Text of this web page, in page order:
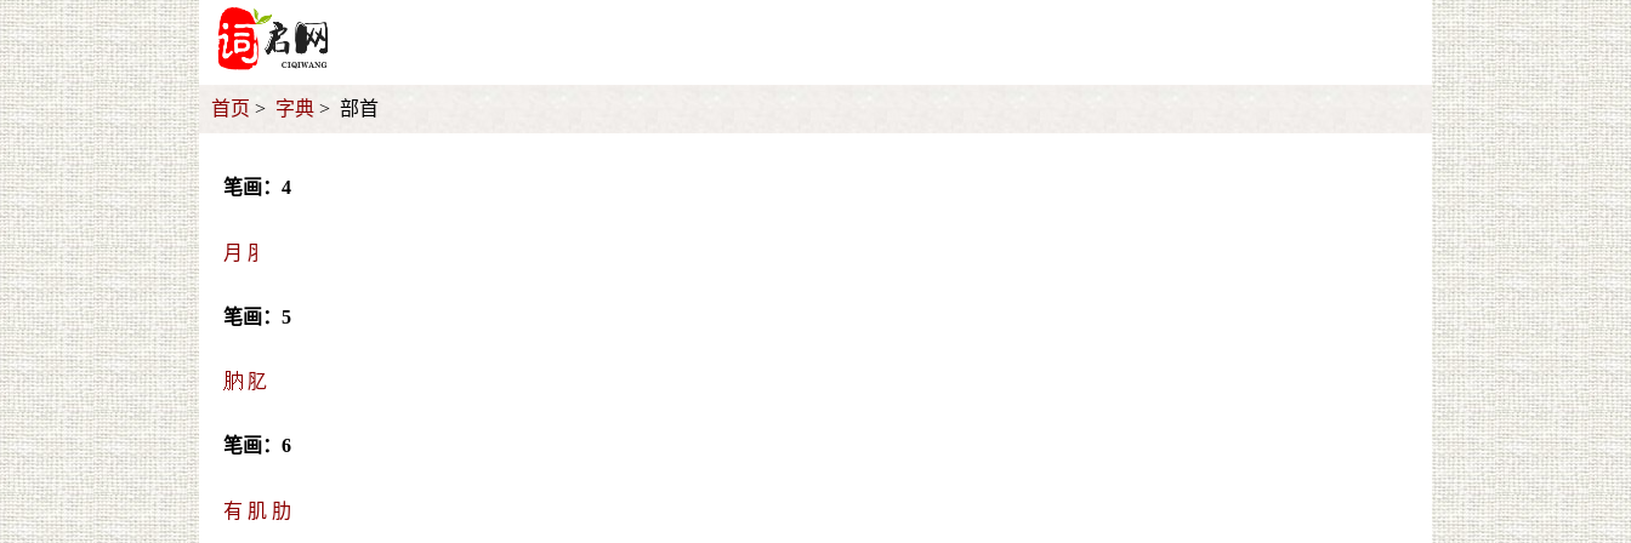
首页 字典 部首
笔画：4
月 ⺼
笔画：5
䶺 肊
笔画：6
有 肌 肋